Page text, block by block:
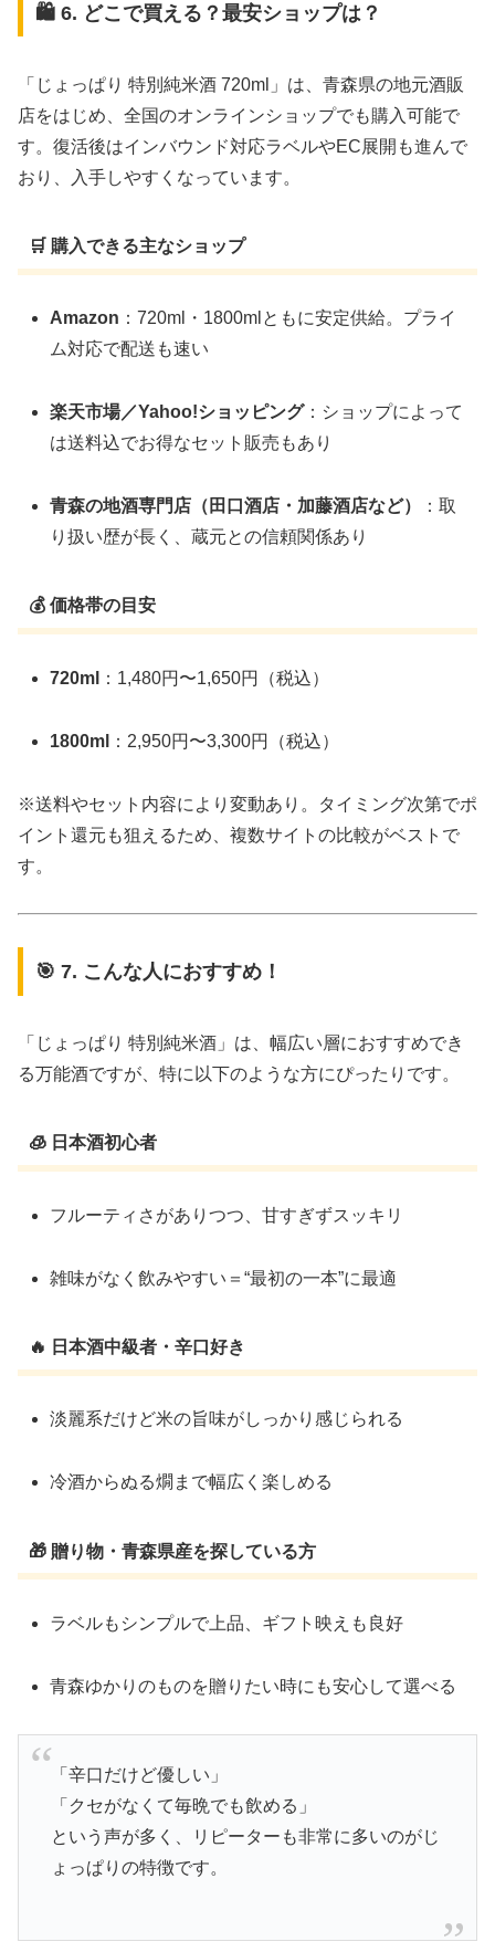
🛍️ 6. どこで買える？最安ショップは？
「じょっぱり 特別純米酒 720ml」は、青森県の地元酒販
店をはじめ、全国のオンラインショップでも購入可能で
す。復活後はインバウンド対応ラベルやEC展開も進んで
おり、入手しやすくなっています。
🛒 購入できる主なショップ
Amazon ：720ml・1800mlともに安定供給。プライ
ム対応で配送も速い
楽天市場／Yahoo!ショッピング：ショップによって
は送料込でお得なセット販売もあり
青森の地酒専門店（田口酒店・加藤酒店など）
：取
り扱い歴が長く、蔵元との信頼関係あり
💰 価格帯の目安
720ml ：1,480円〜1,650円（税込）
1800ml ：2,950円〜3,300円（税込）
※送料やセット内容により変動あり。タイミング次第でポ
イント還元も狙えるため、複数サイトの比較がベストで
す。
🎯 7. こんな人におすすめ！
「じょっぱり 特別純米酒」は、幅広い層におすすめでき
る万能酒ですが、特に以下のような方にぴったりです。
🧊 日本酒初心者
フルーティさがありつつ、甘すぎずスッキリ
雑味がなく飲みやすい＝“最初の一本”に最適
🔥 日本酒中級者・辛口好き
淡麗系だけど米の旨味がしっかり感じられる
冷酒からぬる燗まで幅広く楽しめる
🎁 贈り物・青森県産を探している方
ラベルもシンプルで上品、ギフト映えも良好
青森ゆかりのものを贈りたい時にも安心して選べる
「辛口だけど優しい」
「クセがなくて毎晩でも飲める」
という声が多く、リピーターも非常に多いのがじ
ょっぱりの特徴です。